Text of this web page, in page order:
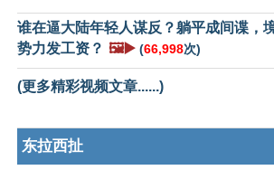
谁在逼大陆年轻人谋反？躺平成间谍，
势力发工资？ 🖼️▶️ (66,998次)
(更多精彩视频文章......)
东拉西扯